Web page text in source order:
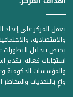
يعمل المركز على إعداد
والاقتصادية،
يختص بتحليل التطورات
استجابات فعالة. يقدم
والمؤسسات الحكومية
واعٍ بالتحديات